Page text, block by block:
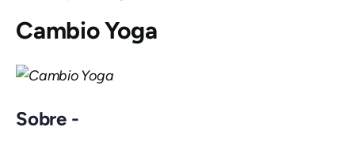
Cambio Yoga
Sobre -